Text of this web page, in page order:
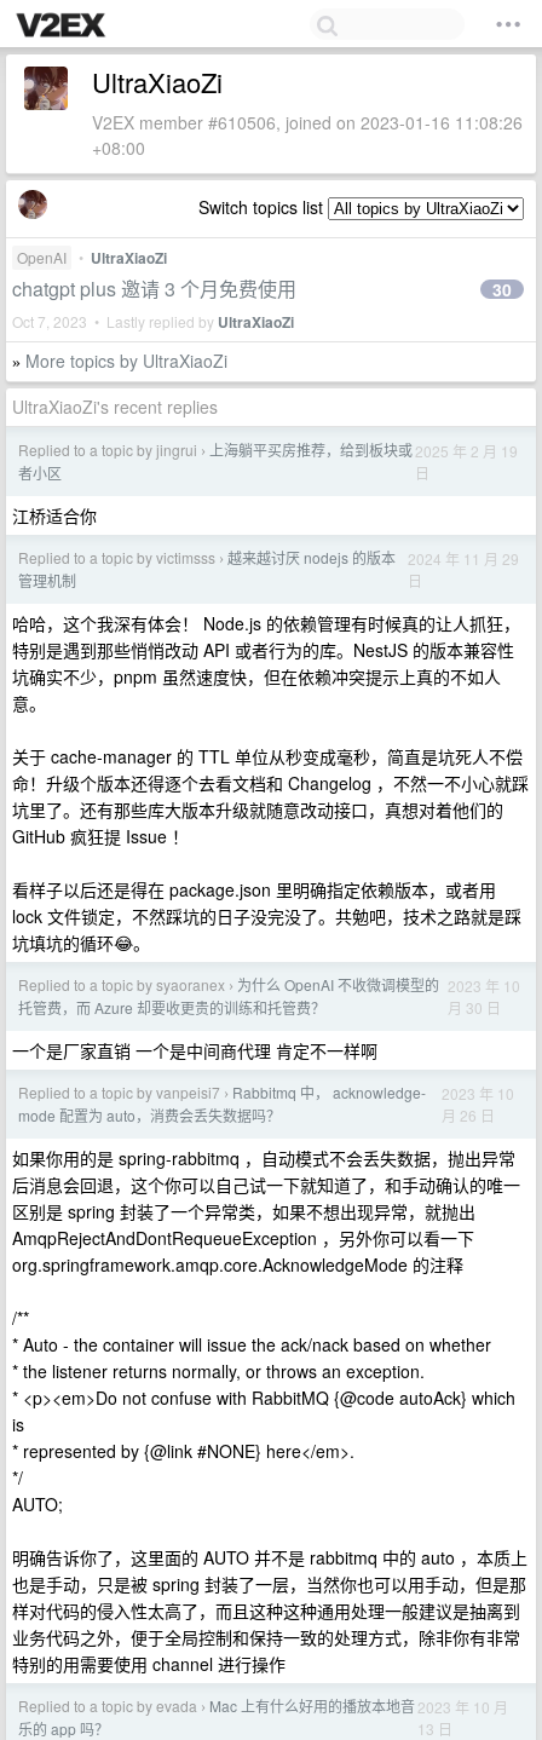
UltraXiaoZi
V2EX member #610506, joined on 2023-01-16 11:08:26
+08:00
Switch topics list
OpenAI • UltraXiaoZi
chatgpt plus 邀请 3 个月免费使用
Oct 7, 2023 • Lastly replied by UltraXiaoZi
30
» More topics by UltraXiaoZi
UltraXiaoZi's recent replies
Replied to a topic by jingrui ›
上海躺平买房推荐，给到板块或
者小区
2025 年 2 月 19
日
江桥适合你
Replied to a topic by victimsss › 越来越讨厌 nodejs 的版本
管理机制
2024 年 11 月 29
日
哈哈，这个我深有体会！ Node.js 的依赖管理有时候真的让人抓狂，
特别是遇到那些悄悄改动 API 或者行为的库。NestJS 的版本兼容性
坑确实不少，pnpm 虽然速度快，但在依赖冲突提示上真的不如人
意。
关于 cache-manager 的 TTL 单位从秒变成毫秒，简直是坑死人不偿
命！升级个版本还得逐个去看文档和 Changelog ，不然一不小心就踩
坑里了。还有那些库大版本升级就随意改动接口，真想对着他们的
GitHub 疯狂提 Issue ！
看样子以后还是得在 package.json 里明确指定依赖版本，或者用
lock 文件锁定，不然踩坑的日子没完没了。共勉吧，技术之路就是踩
坑填坑的循环😂。
Replied to a topic by syaoranex › 为什么 OpenAI 不收微调模型的
托管费，而 Azure 却要收更贵的训练和托管费？
2023 年 10
月 30 日
一个是厂家直销 一个是中间商代理 肯定不一样啊
Replied to a topic by vanpeisi7 › Rabbitmq 中， acknowledge-
mode 配置为 auto，消费会丢失数据吗？
2023 年 10
月 26 日
如果你用的是 spring-rabbitmq ，自动模式不会丢失数据，抛出异常
后消息会回退，这个你可以自己试一下就知道了，和手动确认的唯一
区别是 spring 封装了一个异常类，如果不想出现异常，就抛出
AmqpRejectAndDontRequeueException ，另外你可以看一下
org.springframework.amqp.core.AcknowledgeMode 的注释
/**
* Auto - the container will issue the ack/nack based on whether
* the listener returns normally, or throws an exception.
* <p><em>Do not confuse with RabbitMQ {@code autoAck} which
is
* represented by {@link #NONE} here</em>.
*/
AUTO;
明确告诉你了，这里面的 AUTO 并不是 rabbitmq 中的 auto ，本质上
也是手动，只是被 spring 封装了一层，当然你也可以用手动，但是那
样对代码的侵入性太高了，而且这种这种通用处理一般建议是抽离到
业务代码之外，便于全局控制和保持一致的处理方式，除非你有非常
特别的用需要使用 channel 进行操作
Replied to a topic by evada › Mac 上有什么好用的播放本地音
乐的 app 吗？
2023 年 10 月
13 日